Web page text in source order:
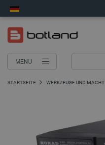
MENU
STARTSEITE WERKZEUGE UND MACHT